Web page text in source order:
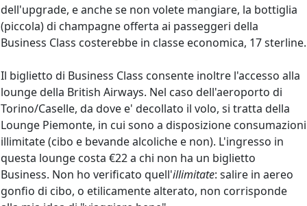
dell'upgrade, e anche se non volete mangiare, la bottiglia
(piccola) di champagne offerta ai passeggeri della
Business Class costerebbe in classe economica, 17 sterline.
Il biglietto di Business Class consente inoltre l'accesso alla
lounge della British Airways. Nel caso dell'aeroporto di
Torino/Caselle, da dove e' decollato il volo, si tratta della
Lounge Piemonte, in cui sono a disposizione consumazioni
illimitate (cibo e bevande alcoliche e non). L'ingresso in
questa lounge costa €22 a chi non ha un biglietto
Business. Non ho verificato quell'illimitate: salire in aereo
gonfio di cibo, o etilicamente alterato, non corrisponde